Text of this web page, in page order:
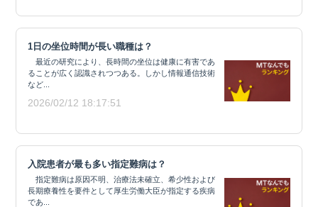
1日の坐位時間が長い職種は？
最近の研究により、長時間の坐位は健康に有害であ
ることが広く認識されつつある。しかし情報通信技術
など...
2026/02/12 18:17:51
入院患者が最も多い指定難病は？
指定難病は原因不明、治療法未確立、希少性および
長期療養性を要件として厚生労働大臣が指定する疾病
であ...